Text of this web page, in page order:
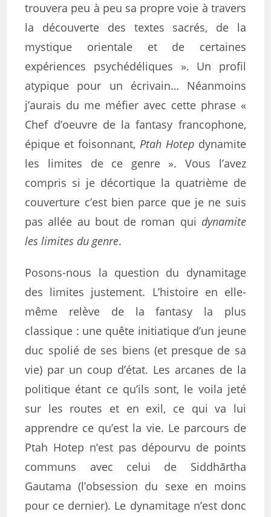
trouvera peu à peu sa propre voie à travers
la découverte des textes sacrés, de la
mystique orientale et de certaines
expériences psychédéliques ». Un profil
atypique pour un écrivain… Néanmoins
j’aurais du me méfier avec cette phrase «
Chef d’oeuvre de la fantasy francophone,
épique et foisonnant, Ptah Hotepdynamite
les limites de ce genre ». Vous l’avez
compris si je décortique la quatrième de
couverture c’est bien parce que je ne suis
pas allée au bout de roman qui dynamite
les limites du genre.
Posons-nous la question du dynamitage
des limites justement. L’histoire en elle-
même relève de la fantasy la plus
classique : une quête initiatique d’un jeune
duc spolié de ses biens (et presque de sa
vie) par un coup d’état. Les arcanes de la
politique étant ce qu’ils sont, le voila jeté
sur les routes et en exil, ce qui va lui
apprendre ce qu’est la vie. Le parcours de
Ptah Hotep n’est pas dépourvu de points
communs avec celui de Siddhārtha
Gautama (l’obsession du sexe en moins
pour ce dernier). Le dynamitage n’est donc